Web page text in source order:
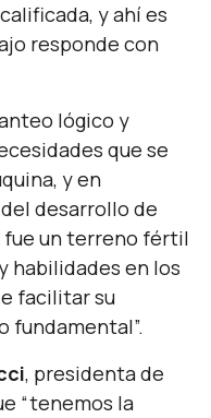
y ahí es
responde con
lógico y
que se
y en
desarrollo de
fue un terreno fértil
habilidades en los
facilitar su
fundamental”.
, presidenta de
“tenemos la